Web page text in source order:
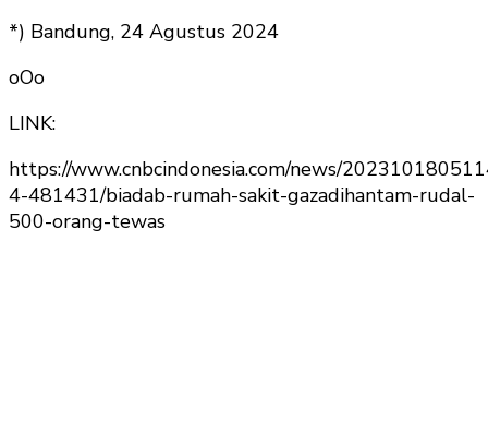
*) Bandung, 24 Agustus 2024
oOo
LINK:
https://www.cnbcindonesia.com/news/
4-481431/biadab-rumah-sakit-gazadihantam-rudal-
500-orang-tewas